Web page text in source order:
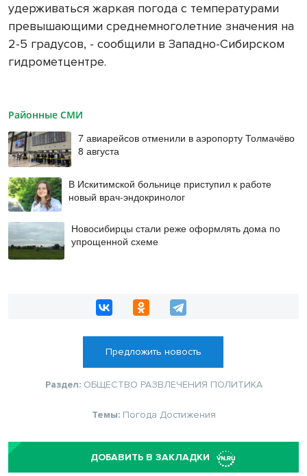
удерживаться жаркая погода с температурами
превышающими среднемноголетние значения на
2-5 градусов, - сообщили в Западно-Сибирском
гидрометцентре.
Районные СМИ
7 авиарейсов отменили в аэропорту Толмачёво
8 августа
В Искитимской больнице приступил к работе
новый врач-эндокринолог
Новосибирцы стали реже оформлять дома по
упрощенной схеме
Предложить новость
Раздел: ОБЩЕСТВО РАЗВЛЕЧЕНИЯ ПОЛИТИКА
Темы: Погода Достижения
ДОБАВИТЬ В ЗАКЛАДКИ